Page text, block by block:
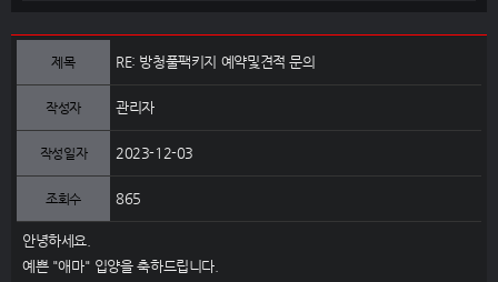
제목 RE: 방청풀팩키지 예약및견적 문의
작성자 관리자
작성일자 2023-12-03
조회수 865
안녕하세요.
예쁜 "애마" 입양을 축하드립니다.